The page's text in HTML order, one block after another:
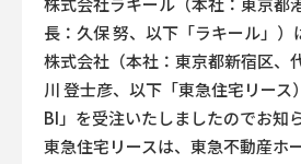
長：久保 努、以下「ラキール」）
株式会社（本社：東京都新宿区、
川 登士彦、以下「東急住宅リース
BI」を受注いたしましたのでお知
東急住宅リースは、東急不動産ホ